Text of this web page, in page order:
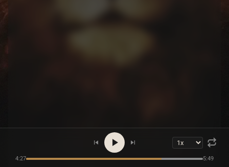
4:27 5:49